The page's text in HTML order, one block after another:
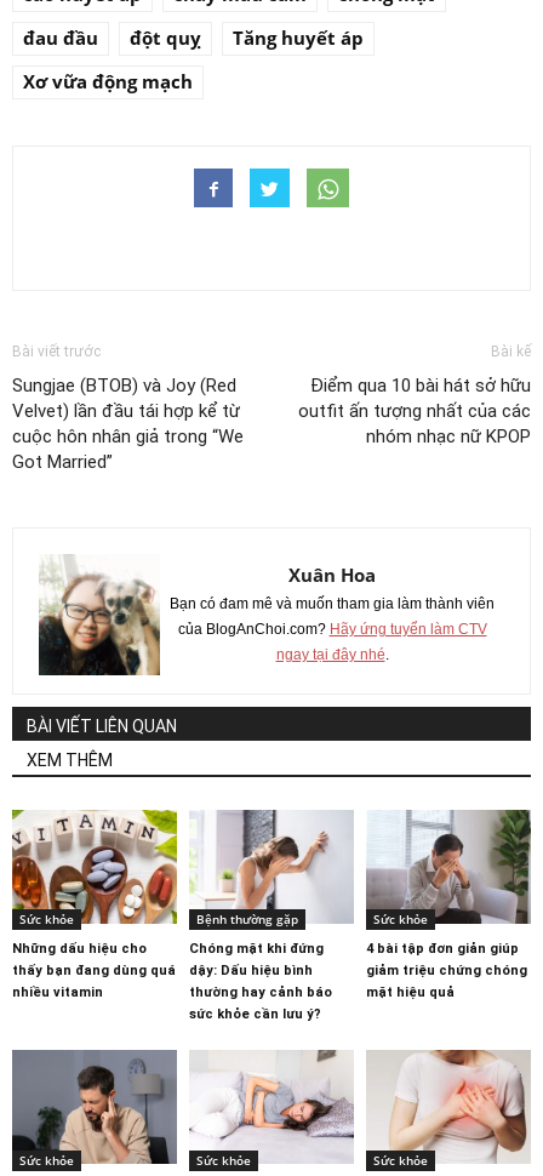
đau đầu
đột quỵ
Tăng huyết áp
Xơ vữa động mạch
Bài viết trước
Sungjae (BTOB) và Joy (Red
Velvet) lần đầu tái hợp kể từ
cuộc hôn nhân giả trong “We
Got Married”
Bài kế
Điểm qua 10 bài hát sở hữu
outfit ấn tượng nhất của các
nhóm nhạc nữ KPOP
Xuân Hoa
Bạn có đam mê và muốn tham gia làm thành viên
của BlogAnChoi.com? Hãy ứng tuyển làm CTV
ngay tại đây nhé
BÀI VIẾT LIÊN QUAN
XEM THÊM
Sức khỏe
Những dấu hiệu cho
thấy bạn đang dùng quá
nhiều vitamin
Bệnh thường gặp
Chóng mặt khi đứng
dậy: Dấu hiệu bình
thường hay cảnh báo
sức khỏe cần lưu ý?
Sức khỏe
4 bài tập đơn giản giúp
giảm triệu chứng chóng
mặt hiệu quả
Sức khỏe Sức khỏe Sức khỏe